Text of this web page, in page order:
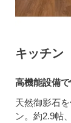
キッチン
高機能設備
天然御影石
ン。約2.9帖